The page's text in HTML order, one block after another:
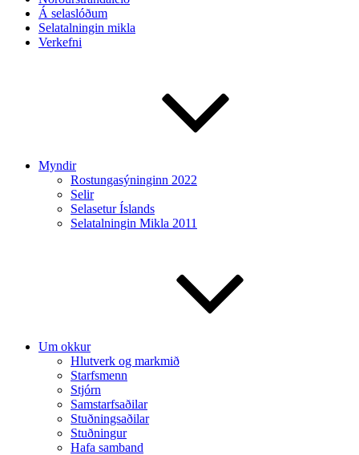
Á selaslóðum
Selatalningin mikla
Verkefni
Myndir
Rostungasýninginn 2022
Selir
Selasetur Íslands
Selatalningin Mikla 2011
Um okkur
Hlutverk og markmið
Starfsmenn
Stjórn
Samstarfsaðilar
Stuðningsaðilar
Stuðningur
Hafa samband